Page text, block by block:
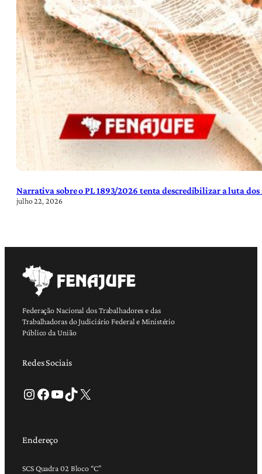
Narrativa sobre o PL 1893/2026 tenta descredibilizar a luta
julho 22, 2026
Federação Nacional dos Trabalhadores e das
Trabalhadoras do Judiciário Federal e Ministério
Público da União
Redes Sociais
Instagram Facebook Youtube TikTok X
Endereço
SCS Quadra 02 Bloco “C”